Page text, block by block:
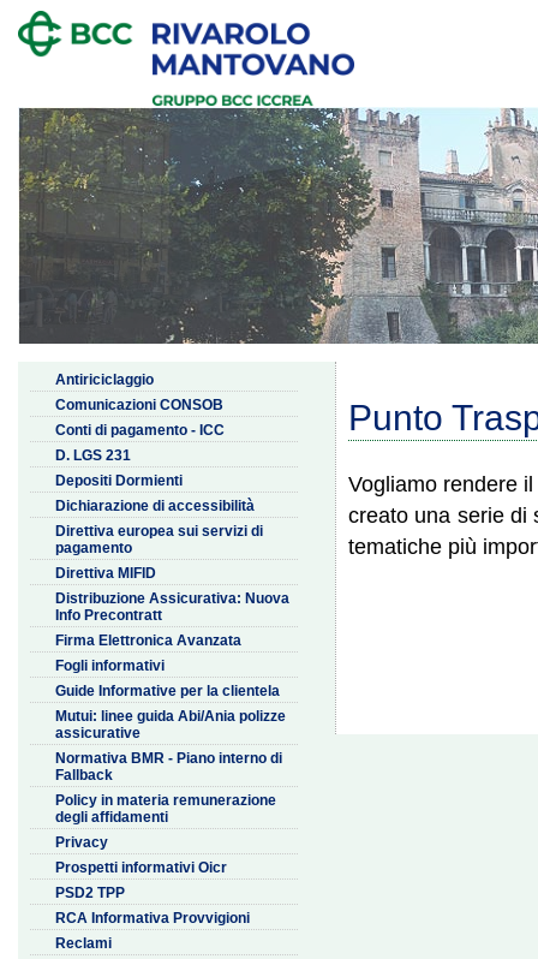
Antiriciclaggio
Comunicazioni CONSOB
Conti di pagamento - ICC
D. LGS 231
Depositi Dormienti
Dichiarazione di accessibilità
Direttiva europea sui servizi di
pagamento
Direttiva MIFID
Distribuzione Assicurativa: Nuova
Info Precontratt
Firma Elettronica Avanzata
Fogli informativi
Guide Informative per la clientela
Mutui: linee guida Abi/Ania polizze
assicurative
Normativa BMR - Piano interno di
Fallback
Policy in materia remunerazione
degli affidamenti
Privacy
Prospetti informativi Oicr
PSD2 TPP
RCA Informativa Provvigioni
Reclami
Punto
Vogliamo rendere
creato una serie di
tematiche più